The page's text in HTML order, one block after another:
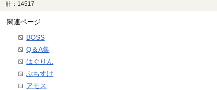
計：14517
関連ページ
BOSS
Q＆A集
はぐりん
ぶちすけ
アモス